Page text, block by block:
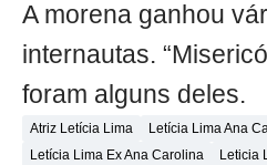
A morena ganhou
internautas.
foram alguns deles.
Atriz Letícia Lima
Letícia Lima Ana
Letícia Lima Ex Ana Carolina
Leticia